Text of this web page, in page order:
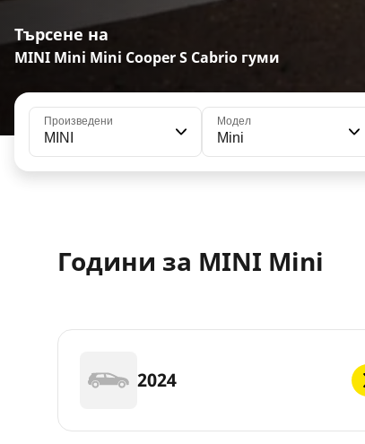
Търсене на
MINI Mini Mini Cooper S Cabrio гуми
Произведени
MINI
Модел
Mini
Години за MINI Mini
2024